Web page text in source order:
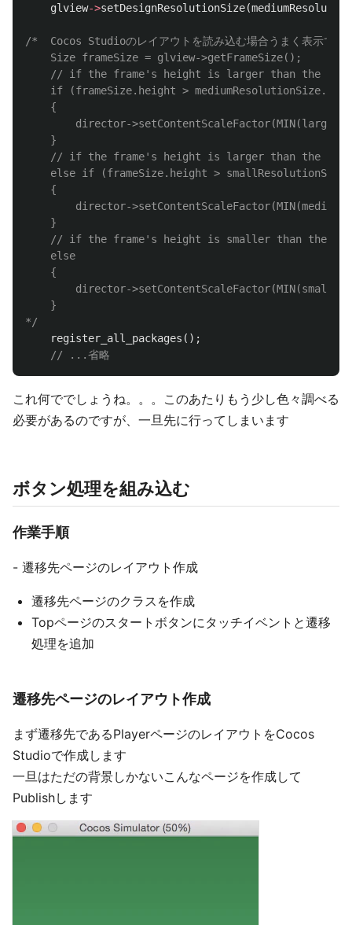
glview->setDesignResolutionSize(
/*  Cocos Studioのレイアウトを読み込む場合うまく表示でき
    Size frameSize = glview->getFrameSize();
// if the frame's height is larger than the
if (frameSize.height >
    {
director-
    }
// if the frame's height is larger than the
else if (frameSize.height >
    {
director-
    }
// if the frame's height is smaller than the
    else
    {
director-
    }
*/
register_all_packages ();
// ...省略
これ何ででしょうね。。。このあたりもう少し色々調べる
必要があるのですが、一旦先に行ってしまいます
ボタン処理を組み込む
作業手順
- 遷移先ページのレイアウト作成
遷移先ページのクラスを作成
Topページのスタートボタンにタッチイベントと遷移
処理を追加
遷移先ページのレイアウト作成
まず遷移先であるPlayerページのレイアウトをCocos
Studioで作成します
一旦はただの背景しかないこんなページを作成して
Publishします